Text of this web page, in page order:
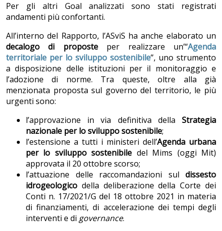
Per gli altri Goal analizzati sono stati registrati
andamenti più confortanti.
All’interno del Rapporto, l’ASviS ha anche elaborato un
decalogo di proposteper realizzare un’“Agenda
territoriale per lo sviluppo sostenibile”, uno strumento
a disposizione delle istituzioni per il monitoraggio e
l’adozione di norme. Tra queste, oltre alla già
menzionata proposta sul governo del territorio, le più
urgenti sono:
l’approvazione in via definitiva della Strategia
nazionale per lo sviluppo sostenibile;
l’estensione a tutti i ministeri dell’Agenda urbana
per lo sviluppo sostenibile del Mims (oggi Mit)
approvata il 20 ottobre scorso;
l’attuazione delle raccomandazioni sul dissesto
idrogeologico della deliberazione della Corte dei
Conti n. 17/2021/G del 18 ottobre 2021 in materia
di finanziamenti, di accelerazione dei tempi degli
interventi e di governance.